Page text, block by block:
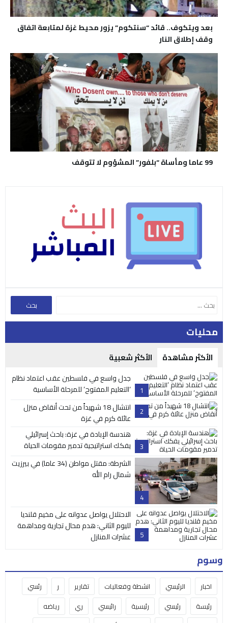
بعد ويتكوف.. قائد “سنتكوم” يزور محيط غزة لمتابعة اتفاق
وقف إطلاق النار
99 عاما ومأساة “بلفور” المشؤوم لا تتوقف
محليات
الأكثر مشاهدة الأكثر شعبية
1
جدل واسع في فلسطين عقب اعتماد نظام
‘التعليم المفتوح’ للمرحلة الأساسية
2
انتشال 18 شهيداً من تحت أنقاض منزل
عائلة كرم في غزة
3
هندسة الإبادة في غزة: باحث إسرائيلي
يفكك استراتيجية تدمير مقومات الحياة
4
الشرطة: مقتل مواطن (34 عاما) في بيرزيت
شمال رام الله
5
الاحتلال يواصل عدوانه على مخيم قلنديا
لليوم الثاني: هدم محال تجارية ومداهمة
عشرات المنازل
وسوم
اخبار الرئيسي انشطة وفعاليات تقارير ر
رئسي
رئيسة
رئيسي رئيسية رائيسي ري
رياضه